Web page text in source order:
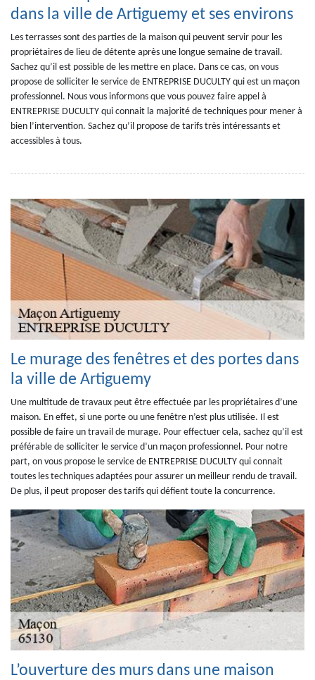
dans la ville de Artiguemy et ses environs
Les terrasses sont des parties de la maison qui peuvent servir pour les
propriétaires de lieu de détente après une longue semaine de travail.
Sachez qu’il est possible de les mettre en place. Dans ce cas, on vous
propose de solliciter le service de ENTREPRISE DUCULTY qui est un maçon
professionnel. Nous vous informons que vous pouvez faire appel à
ENTREPRISE DUCULTY qui connait la majorité de techniques pour mener à
bien l’intervention. Sachez qu’il propose de tarifs très intéressants et
accessibles à tous.
Le murage des fenêtres et des portes dans
la ville de Artiguemy
Une multitude de travaux peut être effectuée par les propriétaires d’une
maison. En effet, si une porte ou une fenêtre n’est plus utilisée. Il est
possible de faire un travail de murage. Pour effectuer cela, sachez qu’il est
préférable de solliciter le service d’un maçon professionnel. Pour notre
part, on vous propose le service de ENTREPRISE DUCULTY qui connait
toutes les techniques adaptées pour assurer un meilleur rendu de travail.
De plus, il peut proposer des tarifs qui défient toute la concurrence.
L’ouverture des murs dans une maison